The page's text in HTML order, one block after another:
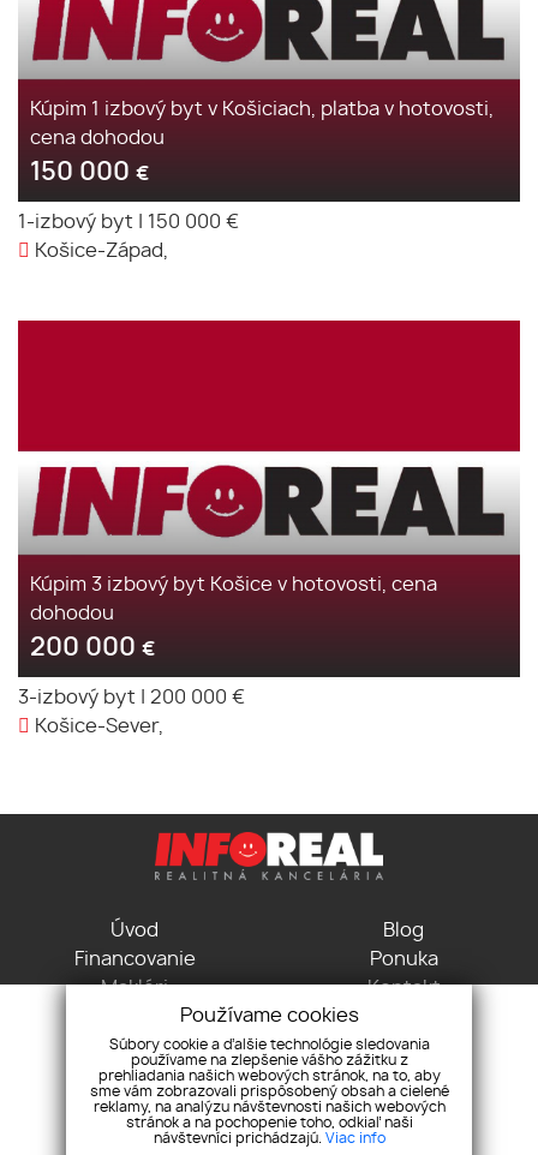
Kúpim 1 izbový byt v Košiciach, platba v hotovosti,
cena dohodou
150 000 €
1-izbový byt
150 000 €
Košice-Západ,
Kúpim 3 izbový byt Košice v hotovosti, cena
dohodou
200 000 €
3-izbový byt
200 000 €
Košice-Sever,
Úvod
Financovanie
Makléri
Blog
Ponuka
Kontakt
Pravidlá cookies
Vodná 3, 04001 Košice
+421 915 715 115
kancelaria@inforeal.sk
Používame cookies
Súbory cookie a ďalšie technológie sledovania
používame na zlepšenie vášho zážitku z
prehliadania našich webových stránok, na to, aby
sme vám zobrazovali prispôsobený obsah a cielené
reklamy, na analýzu návštevnosti našich webových
stránok a na pochopenie toho, odkiaľ naši
návštevníci prichádzajú. Viac info